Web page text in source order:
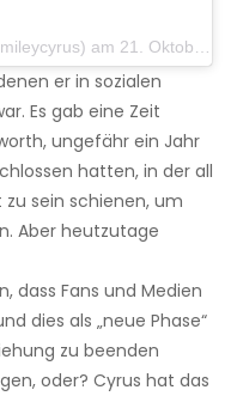
am 21. Oktober 2019 um 12:31 Uhr PDT
er in sozialen
Es gab eine Zeit
ungefähr ein Jahr
hatten, in der all
sein schienen, um
Aber heutzutage
dass Fans und Medien
dies als „neue Phase“
zu beenden
oder? Cyrus hat das